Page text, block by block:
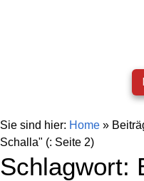
Sie sind hier: Home »
Schalla" (: Seite 2)
Schlagwort: